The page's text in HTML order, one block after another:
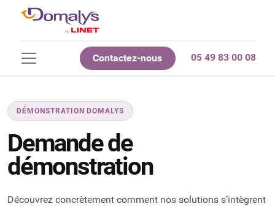
Contactez-nous 05 49 83 00 08
DÉMONSTRATION DOMALYS
Demande de
démonstration
Découvrez concrètement comment nos solutions s’intègrent